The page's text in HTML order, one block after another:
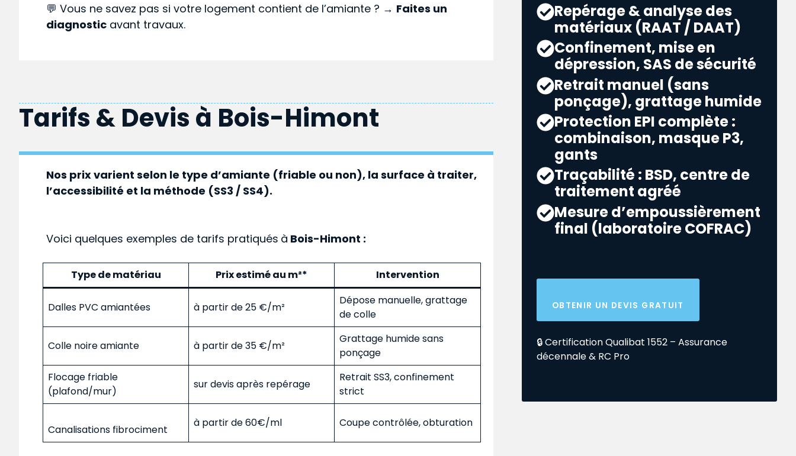
💬 Vous ne savez pas si votre logement contient de l’amiante ? → Faites un
diagnostic avant travaux.
Tarifs & Devis à Bois-Himont
Nos prix varient selon le type d’amiante (friable ou non), la surface à traiter,
l’accessibilité et la méthode (SS3 / SS4).
Voici quelques exemples de tarifs pratiqués à Bois-Himont :
Type de matériau Prix estimé au m²* Intervention
Dalles PVC amiantées à partir de 25 €/m²
Dépose manuelle, grattage
de colle
Colle noire amiante à partir de 35 €/m²
Grattage humide sans
ponçage
Flocage friable
(plafond/mur)
sur devis après repérage
Retrait SS3, confinement
strict
Canalisations fibrociment
à partir de 60€/ml Coupe contrôlée, obturation
Repérage & analyse des
matériaux (RAAT / DAAT)
Confinement, mise en
dépression, SAS de sécurité
Retrait manuel (sans
ponçage), grattage humide
Protection EPI complète :
combinaison, masque P3,
gants
Traçabilité : BSD, centre de
traitement agréé
Mesure d’empoussièrement
final (laboratoire COFRAC)
OBTENIR UN DEVIS GRATUIT
🔒 Certification Qualibat 1552 – Assurance
décennale & RC Pro